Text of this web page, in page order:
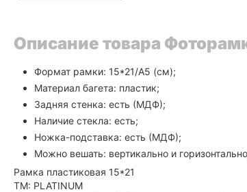
Описание товара
Формат рамки: 15*21/А5 (см);
Материал багета: пластик;
Задняя стенка: есть (МДФ);
Наличие стекла: есть;
Ножка-подставка: есть (МДФ);
Можно вешать: вертикально и
Рамка пластиковая 15*21
ТМ: PLATINUM